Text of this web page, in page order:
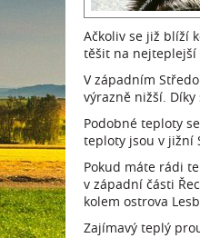
Ačkoliv se již blíží
těšit na nejteplejší
V západním
výrazně nižší.
Podobné teploty
teploty jsou v jižní
Pokud máte rádi
v západní části
kolem ostrova
Zajímavý teplý